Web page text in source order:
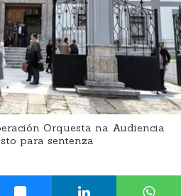
Orquesta na Audiencia
para sentenza